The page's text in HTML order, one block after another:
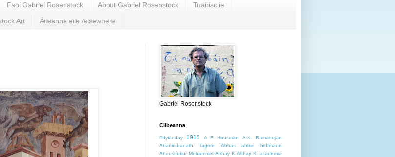
Faoi Gabriel Rosenstock About Gabriel Rosenstock Tuairisc.ie
Art Áiteanna eile /elsewhere
Gabriel Rosenstock
Clibeanna
#dylanday 1916 A E Housman
A.K. Ramanujan
Abanindranath Tagore
Abbas
abbie hoffmann
Abdushukur Muhammet Abhay K Abhay K.
academia